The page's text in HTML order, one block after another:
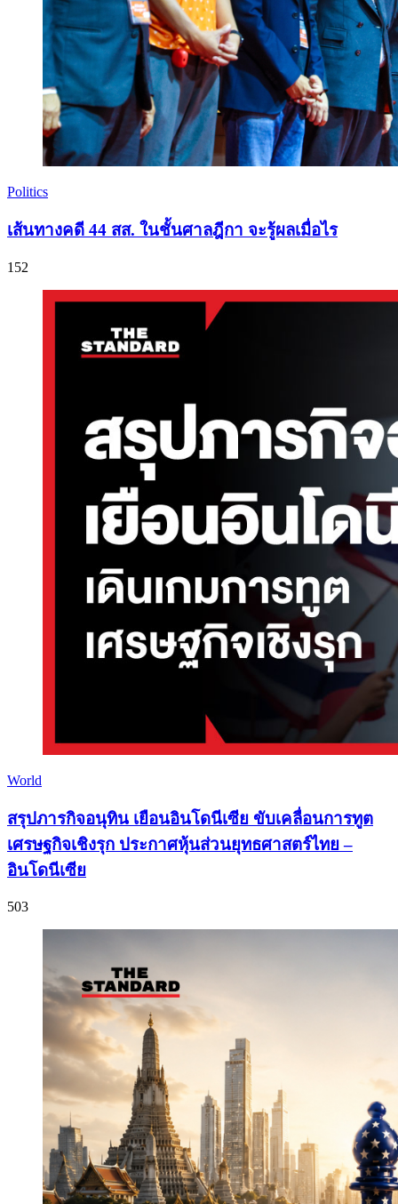
Politics
เส้นทางคดี 44 สส. ในชั้นศาลฎีกา จะรู้ผลเมื่อไร
152
World
สรุปภารกิจอนุทิน เยือนอินโดนีเซีย ขับเคลื่อนการทูต
เศรษฐกิจเชิงรุก ประกาศหุ้นส่วนยุทธศาสตร์ไทย –
อินโดนีเซีย
503